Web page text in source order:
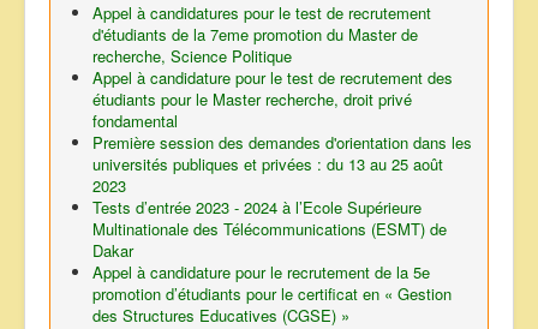
Appel à candidatures pour le test de recrutement
d'étudiants de la 7eme promotion du Master de
recherche, Science Politique
Appel à candidature pour le test de recrutement des
étudiants pour le Master recherche, droit privé
fondamental
Première session des demandes d'orientation dans les
universités publiques et privées : du 13 au 25 août
2023
Tests d’entrée 2023 - 2024 à l’Ecole Supérieure
Multinationale des Télécommunications (ESMT) de
Dakar
Appel à candidature pour le recrutement de la 5e
promotion d’étudiants pour le certificat en « Gestion
des Structures Educatives (CGSE) »